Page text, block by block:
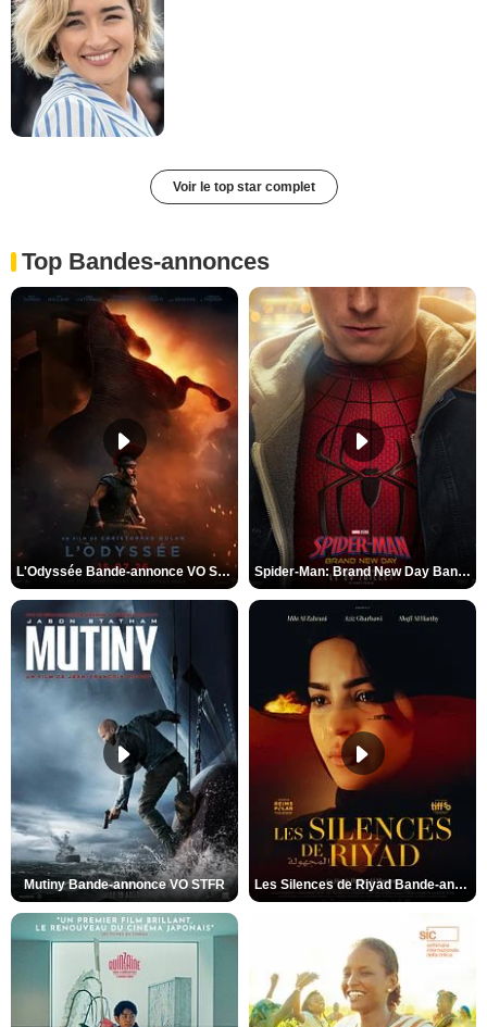
Voir le top star complet
Top Bandes-annonces
L'Odyssée Bande-annonce VO STFR Spider-Man: Brand New Day Bande-annonce VO STFR
Mutiny Bande-annonce VO STFR Les Silences de Riyad Bande-annonce VO STFR